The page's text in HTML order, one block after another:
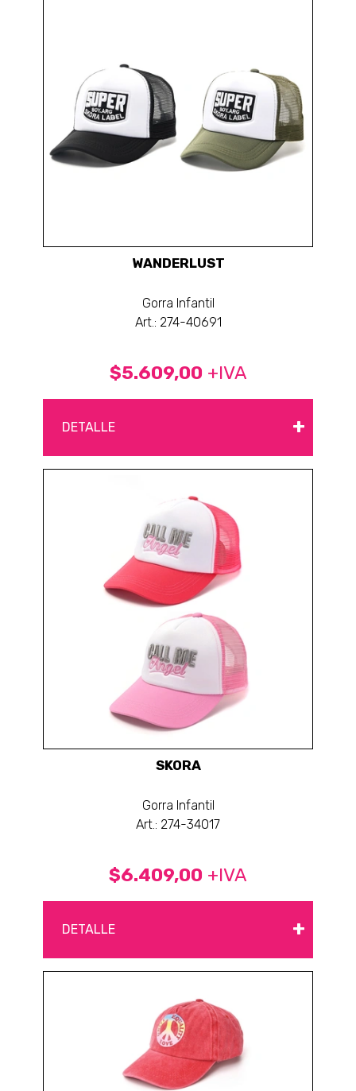
WANDERLUST
Gorra Infantil
Art.: 274-40691
$5.609,00 +IVA
DETALLE +
SKORA
Gorra Infantil
Art.: 274-34017
$6.409,00 +IVA
DETALLE +